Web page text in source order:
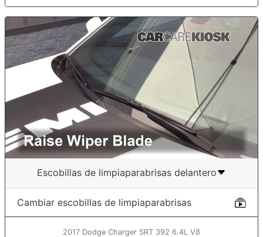
Escobillas de limpiaparabrisas delantero
Cambiar escobillas de limpiaparabrisas
2017 Dodge Charger SRT 392 6.4L V8